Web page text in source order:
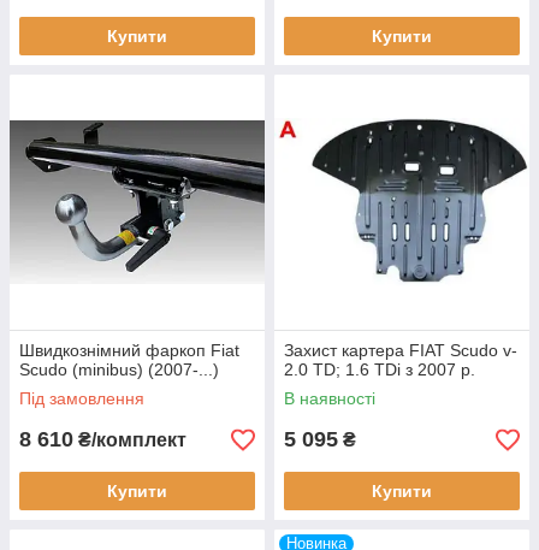
Купити Купити
Швидкознімний фаркоп Fiat
Scudo (minibus) (2007-...)
Під замовлення
8 610 ₴/комплект
Купити
Захист картера FIAT Scudo v-
2.0 TD; 1.6 TDi з 2007 р.
В наявності
5 095 ₴
Купити
Новинка